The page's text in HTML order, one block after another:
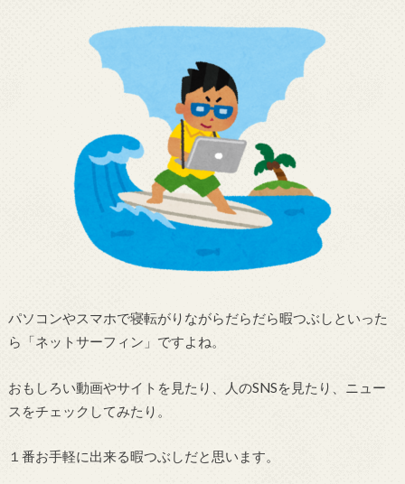
パソコンやスマホで寝転がりながらだらだら暇つぶしといった
ら「ネットサーフィン」ですよね。
おもしろい動画やサイトを見たり、人のSNSを見たり、ニュー
スをチェックしてみたり。
１番お手軽に出来る暇つぶしだと思います。